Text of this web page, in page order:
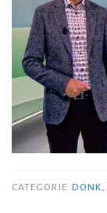
CATEGORIE DONK,